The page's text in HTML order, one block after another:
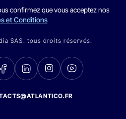
confirmez que vous acceptez nos
et Conditions
SAS. tous droits réservés.